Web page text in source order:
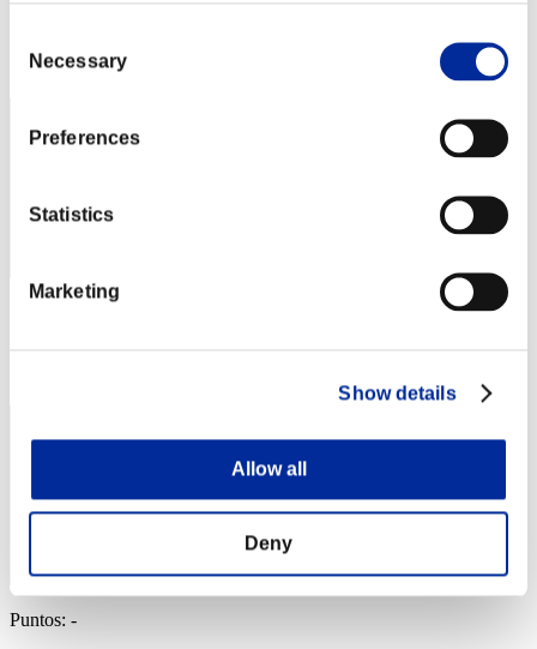
Selection
Necessary
Preferences
Statistics
Marketing
Show details
Allow all
Deny
Puntos: -
242
Posición
Puntos: -